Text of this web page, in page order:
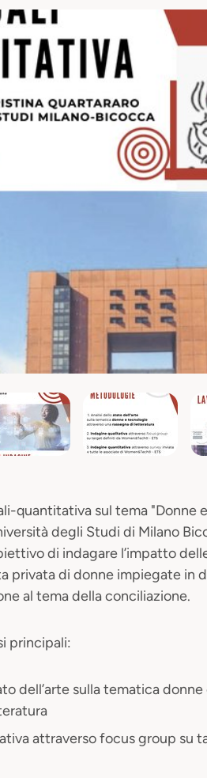
quantitativa sul tema "Donne
degli Studi di Milano
di indagare l’impatto
privata di donne impiegate in
al tema della conciliazione.
principali:
dell’arte sulla tematica
attraverso focus group su